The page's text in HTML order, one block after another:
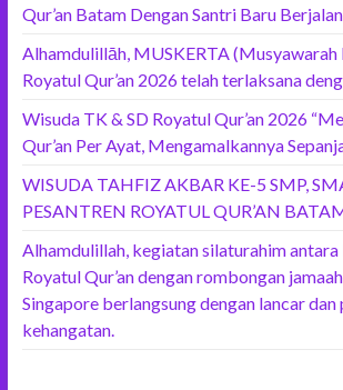
Qur’an Batam Dengan Santri Baru
Alhamdulillāh, MUSKERTA (Musyawarah
Royatul Qur’an 2026 telah terlaksana
Wisuda TK & SD Royatul Qur’an 2026
Qur’an Per Ayat, Mengamalkannya
WISUDA TAHFIZ AKBAR KE-5 SMP,
PESANTREN ROYATUL QUR’AN
Alhamdulillah, kegiatan silaturahim antara
Royatul Qur’an dengan rombongan
Singapore berlangsung dengan lancar dan
kehangatan.